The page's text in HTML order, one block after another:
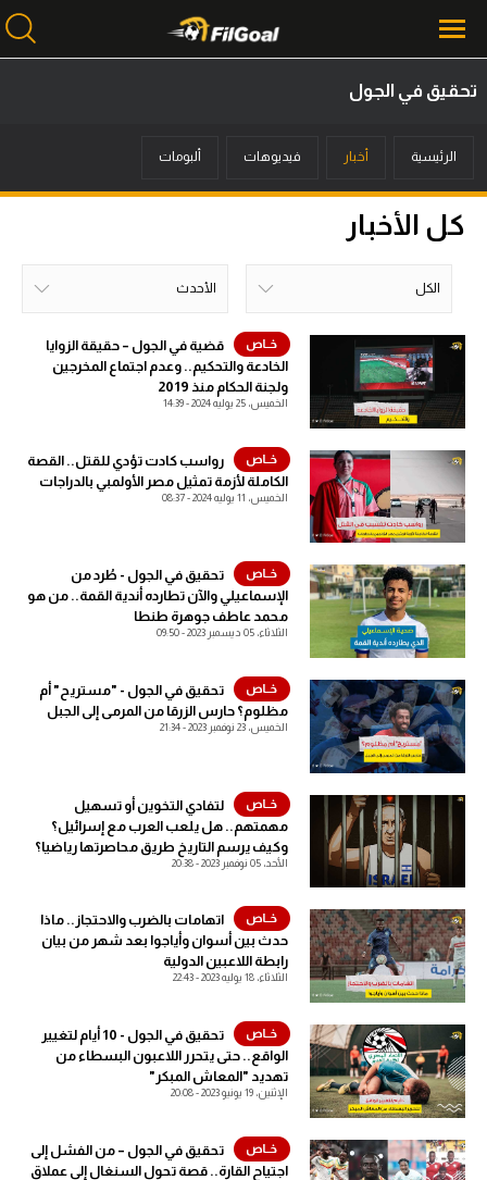
أخبار
ميركاتو
فانتازي في الجول
مسابقة التوقعات
فيديوهات
آراء حرة
ركن الألعاب
بطولات
الدوري المصري
الدوري الإنجليزي الممتاز
الدوري الإسباني
الدوري الإيطالي
الدوري الألماني
الدوري الفرنسي
الدوري السعودي للمحترفين
دوري أبطال أوروبا
دوري أبطال إفريقيا
كل البطولات
تحقيق في الجول
الرئيسية أخبار فيديوهات ألبومات
كل الأخبار
الأحدث الكل
الكل
خلال اليوم
خلال الإسبوع
خلال الشهر
قضية في الجول – حقيقة الزوايا
الخادعة والتحكيم.. وعدم اجتماع المخرجين
ولجنة الحكام منذ 2019
الخميس، 25 يوليه 2024 - 14:39
رواسب كادت تؤدي للقتل.. القصة
الكاملة لأزمة تمثيل مصر الأولمبي بالدراجات
الخميس، 11 يوليه 2024 - 08:37
تحقيق في الجول - طُرد من
الإسماعيلي والآن تطارده أندية القمة.. من هو
محمد عاطف جوهرة طنطا
الثلاثاء، 05 ديسمبر 2023 - 09:50
تحقيق في الجول - "مستريح" أم
مظلوم؟ حارس الزرقا من المرمى إلى الجبل
الخميس، 23 نوفمبر 2023 - 21:34
لتفادي التخوين أو تسهيل
مهمتهم.. هل يلعب العرب مع إسرائيل؟
وكيف يرسم التاريخ طريق محاصرتها رياضيا؟
الأحد، 05 نوفمبر 2023 - 20:38
اتهامات بالضرب والاحتجاز.. ماذا
حدث بين أسوان وأياجوا بعد شهر من بيان
رابطة اللاعبين الدولية
الثلاثاء، 18 يوليه 2023 - 22:43
تحقيق في الجول - 10 أيام لتغيير
الواقع.. حتى يتحرر اللاعبون البسطاء من
تهديد "المعاش المبكر"
الإثنين، 19 يونيو 2023 - 20:08
تحقيق في الجول – من الفشل إلى
اجتياح القارة.. قصة تحول السنغال إلى عملاق